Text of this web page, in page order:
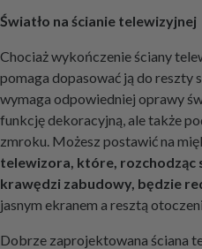
Światło na ścianie telewizyjnej
Chociaż wykończenie ściany
pomaga dopasować ją do reszty
wymaga odpowiedniej oprawy
funkcję dekoracyjną, ale także
zmroku. Możesz postawić na
telewizora, które, rozchodząc
krawędzi zabudowy, będzie
jasnym ekranem a resztą
Dobrze zaprojektowana ściana